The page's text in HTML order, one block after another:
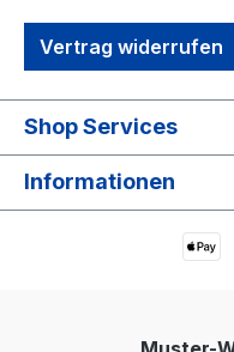
Vertrag widerrufen
Shop Services
Informationen